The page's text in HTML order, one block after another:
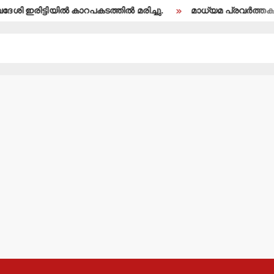
കാറപകടത്തില്‍ മരിച്ചു. മാധ്യമ പ്രവര്‍ത്തകന്‍